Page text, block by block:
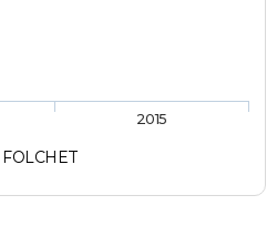
FOLCHET
2015